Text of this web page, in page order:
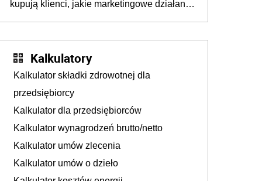
kupują klienci, jakie marketingowe działania
Kalkulatory
Kalkulator składki zdrowotnej dla
przedsiębiorcy
Kalkulator dla przedsiębiorców
Kalkulator wynagrodzeń brutto/netto
Kalkulator umów zlecenia
Kalkulator umów o dzieło